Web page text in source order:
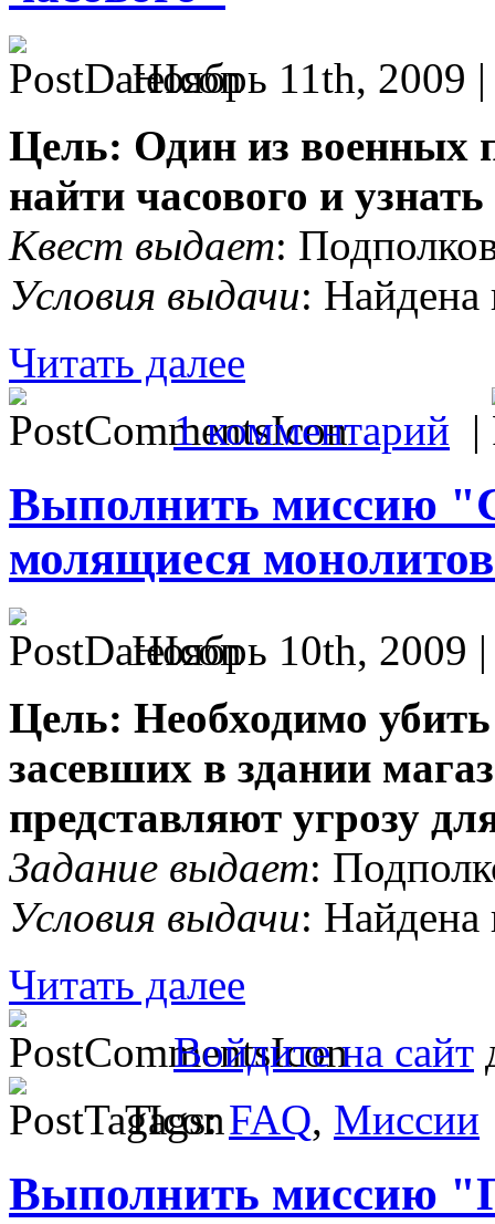
Ноябрь 11th, 2009
Цель: Один из военных
найти часового и
Квест выдает:
Условия выдачи: Найдена
Читать далее
1 комментарий |
Выполнить миссию
молящиеся
Ноябрь 10th, 2009
Цель: Необходимо
засевших в здании
представляют угрозу
Задание выдает:
Условия выдачи: Найдена
Читать далее
Войдите на сайт
Tags:FAQ, Миссии
Выполнить миссию